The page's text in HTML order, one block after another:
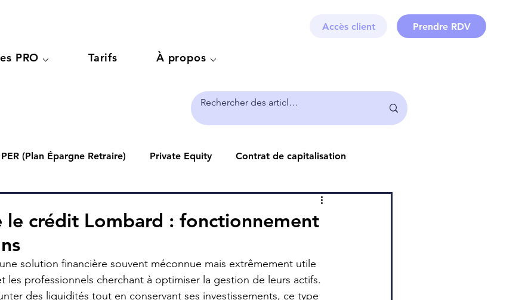
Accès client Prendre RDV
PRO ⌵ Tarifs À propos ⌵
PER (Plan Épargne Retraire) Private Equity Contrat de capitalisation
le crédit Lombard : fonctionnement
solution financière souvent méconnue mais extrêmement utile
les professionnels cherchant à optimiser la gestion de leurs actifs.
des liquidités tout en conservant ses investissements, ce type